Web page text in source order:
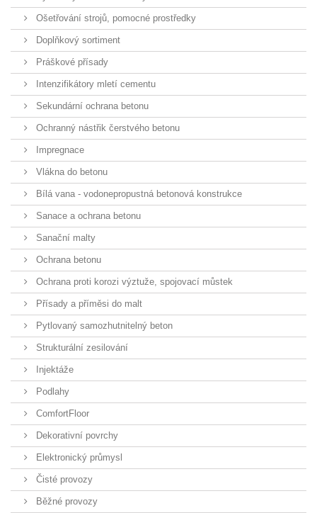
Ošetřování strojů, pomocné prostředky
Doplňkový sortiment
Práškové přísady
Intenzifikátory mletí cementu
Sekundární ochrana betonu
Ochranný nástřik čerstvého betonu
Impregnace
Vlákna do betonu
Bílá vana - vodonepropustná betonová konstrukce
Sanace a ochrana betonu
Sanační malty
Ochrana betonu
Ochrana proti korozi výztuže, spojovací můstek
Přísady a příměsi do malt
Pytlovaný samozhutnitelný beton
Strukturální zesilování
Injektáže
Podlahy
ComfortFloor
Dekorativní povrchy
Elektronický průmysl
Čisté provozy
Běžné provozy